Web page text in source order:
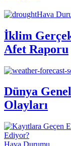
Hava
İklim
Afet Raporu
Dünya
Olayları